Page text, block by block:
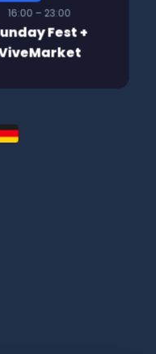
16:00 – 23:00
Fest +